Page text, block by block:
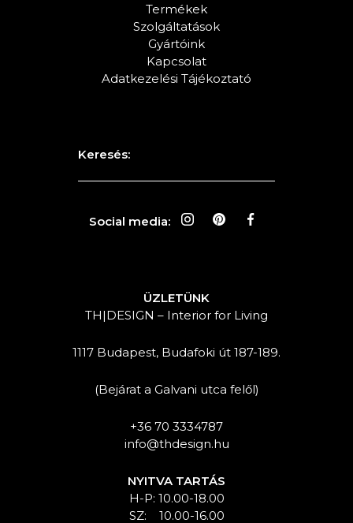
Termékek
Szolgáltatások
Gyártóink
Kapcsolat
Adatkezelési Tájékoztató
Keresés:
Social media:
ÜZLETÜNK
TH|DESIGN – Interior for Living
1117 Budapest, Budafoki út 187-189.
(Bejárat a Galvani utca felől)
+36 70 3334787
info@thdesign.hu
NYITVA TARTÁS
H-P: 10.00-18.00
SZ: 10.00-16.00